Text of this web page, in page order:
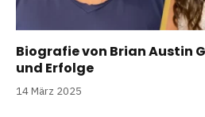
Biografie von Brian Austin
und Erfolge
14 März 2025